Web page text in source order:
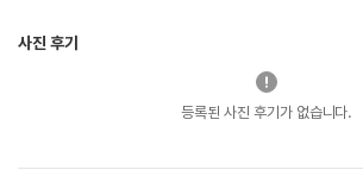
사진 후기
등록된 사진 후기가 없습니다.